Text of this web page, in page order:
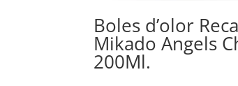
Boles d’olor
Mikado Angels
200Ml.